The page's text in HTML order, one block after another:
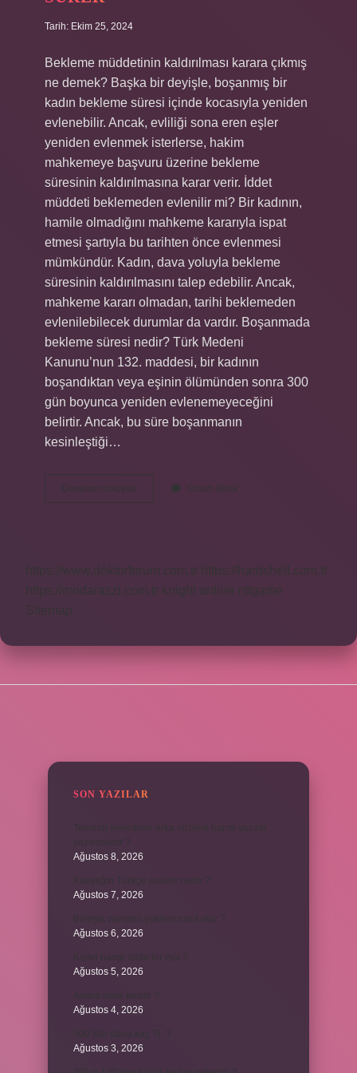
Tarih: Ekim 25, 2024
Bekleme müddetinin kaldırılması karara çıkmış
ne demek? Başka bir deyişle, boşanmış bir
kadın bekleme süresi içinde kocasıyla yeniden
evlenebilir. Ancak, evliliği sona eren eşler
yeniden evlenmek isterlerse, hakim
mahkemeye başvuru üzerine bekleme
süresinin kaldırılmasına karar verir. İddet
müddeti beklemeden evlenilir mi? Bir kadının,
hamile olmadığını mahkeme kararıyla ispat
etmesi şartıyla bu tarihten önce evlenmesi
mümkündür. Kadın, dava yoluyla bekleme
süresinin kaldırılmasını talep edebilir. Ancak,
mahkeme kararı olmadan, tarihi beklemeden
evlenilebilecek durumlar da vardır. Boşanmada
bekleme süresi nedir? Türk Medeni
Kanunu’nun 132. maddesi, bir kadının
boşandıktan veya eşinin ölümünden sonra 300
gün boyunca yeniden evlenemeyeceğini
belirtir. Ancak, bu süre boşanmanın
kesinleştiği…
Devamını okuyun
Bekleme
Müddetinin
Yorum Bırak
https://www.doktorforum.com.tr
https://hardshell.com.tr
https://modarazzi.com.tr
knight online
nttgame
SON YAZILAR
Ağustos 8, 2026
Ağustos 7, 2026
Ağustos 6, 2026
Ağustos 5, 2026
Ağustos 4, 2026
Ağustos 3, 2026